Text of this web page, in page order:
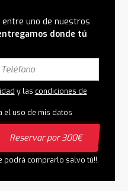
entre uno de nuestros
donde tú
y las condiciones de
el uso de mis datos
Reservar por 300€
podrá comprarlo salvo tú!!.